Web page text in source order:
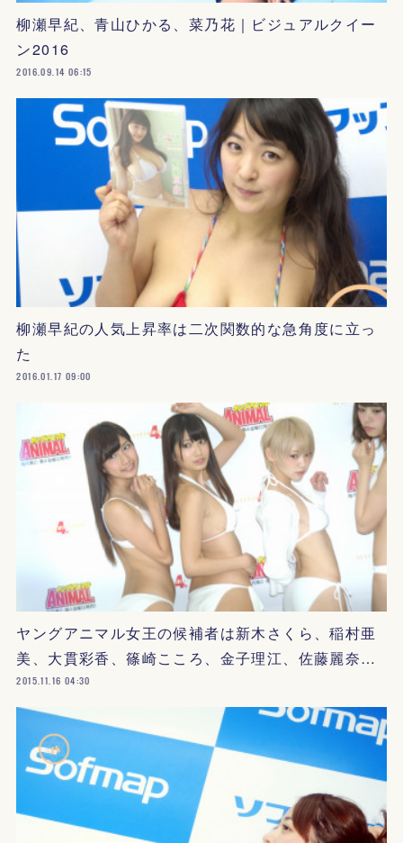
柳瀬早紀、青山ひかる、菜乃花｜ビジュアルクイー
ン2016
2016.09.14 06:15
柳瀬早紀の人気上昇率は二次関数的な急角度に立っ
た
2016.01.17 09:00
ヤングアニマル女王の候補者は新木さくら、稲村亜
美、大貫彩香、篠崎こころ、金子理江、佐藤麗奈…
2015.11.16 04:30